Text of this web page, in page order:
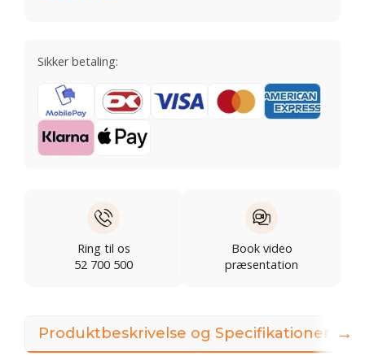
Sikker betaling:
Ring til os
52 700 500
Book video
præsentation
Produktbeskrivelse og Specifikationer →